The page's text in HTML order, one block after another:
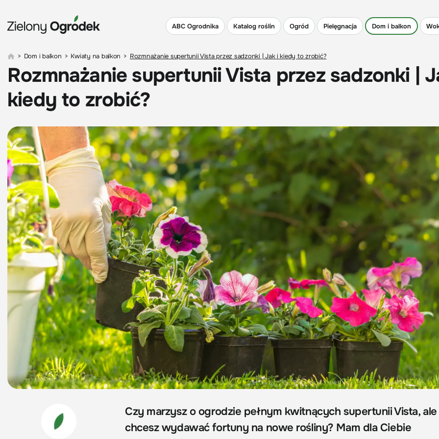
ABC Ogrodnika Katalog roślin Ogród Pielęgnacja Dom i balkon
> Dom i balkon > Kwiaty na balkon > Rozmnażanie supertunii Vista przez sadzonki | Jak i kiedy to zrobić?
Rozmnażanie supertunii Vista przez sadzonki |
kiedy to zrobić?
Czy marzysz o ogrodzie pełnym kwitnących supertunii Vista,
chcesz wydawać fortuny na nowe rośliny? Mam dla Ciebie